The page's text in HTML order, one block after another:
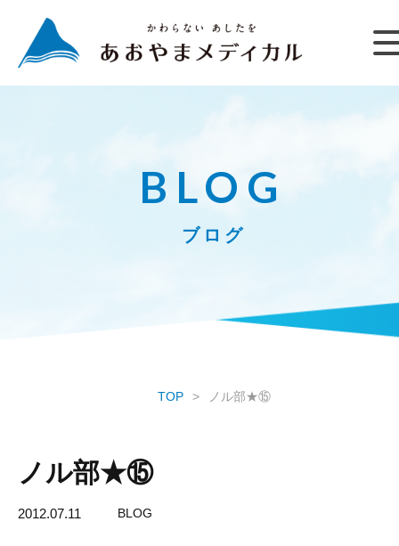
BLOG
ブログ
TOP ノル部★⑮
ノル部★⑮
2012.07.11 BLOG